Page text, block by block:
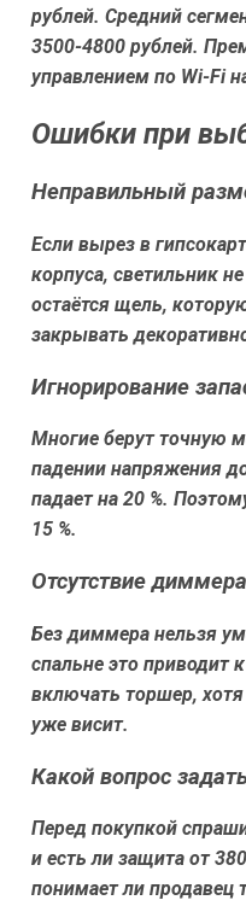
рублей. Средний
3500-4800 рублей.
управлением по Wi-Fi
Ошибки при
Неправильный
Если вырез в
корпуса, светильник
остаётся щель,
закрывать
Игнорирование
Многие берут точную
падении напряжения
падает на 20 %.
15 %.
Отсутствие диммера
Без диммера нельзя
спальне это приводит
включать торшер,
уже висит.
Какой вопрос
Перед покупкой
и есть ли защита от
понимает ли продавец